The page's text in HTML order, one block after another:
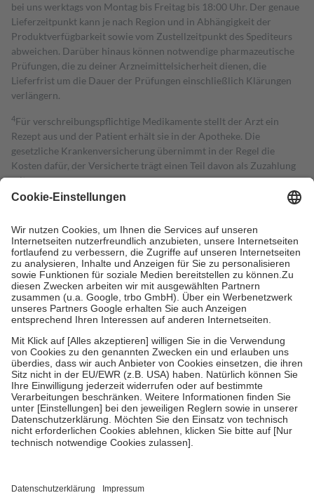
bei uns werktags von Montag bis Freitag bis 18:00 Uhr. Der genaue
Lieferzeitpunkt kann je nach Region und in Abhängigkeit der
Produktverfügbarkeit sowie vom Zustellzeitpunkt des Spediteurs
abweichen. Darüber hinaus können notwendige pharmazeutische
Prüfungen, die zu deiner Arzneimittelsicherheit dienen, die
Lieferfrist um die Dauer der Prüfungen einschließlich Klärungen
verlängern.
4Für verschreibungspflichtige Medikamente stellt der Arzt ein
Rezept aus und der Patient erhält sie in der Apotheke. Die
gesetzliche Krankenversicherung übernimmt in der Regel die
Kosten dafür, der Versicherte trägt einen Teil davon als Zuzahlung
mit.
Grundsätzlich leisten Mitglieder Zuzahlungen in Höhe von zehn
höchstens zehn Euro.
Es sind jedoch nie mehr als die tatsächlichen
Kosten der Leistung zu entrichten.
Diese Regeln gelten grundsätzlich auch für Online-Apotheken.
Bei Heilmitteln und häuslicher Krankenpflege beträgt die
Zuzahlung zehn Prozent der Kosten sowie zehn Euro je
Verordnung.
Um das Engagement der Versicherten für ihre eigene Gesundheit zu
stärken und die besondere Stellung der Familie zu unterstützen,
fallenkeine Zuzahlungenan bei:
• Kindern und Jugendlichen bis zum vollendeten 18. Lebensjahr
mit Ausnahme der Fahrkosten
• Untersuchungen zur Vorsorge und Früherkennung, die von der
GKV getragen werden
• empfohlenen Schutzimpfungen
• Harn- und Blutteststreifen
getroffen, um sicherzustellen, dass es sich um echte Bewertungen